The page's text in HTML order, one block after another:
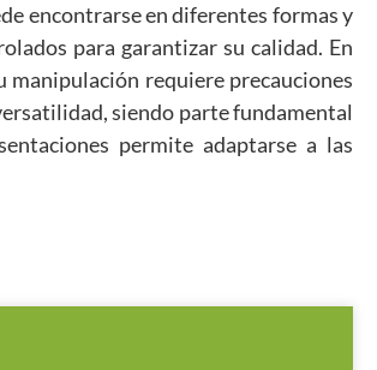
encontrarse en diferentes formas y
para garantizar su calidad. En
requiere precauciones
siendo parte fundamental
permite adaptarse a las